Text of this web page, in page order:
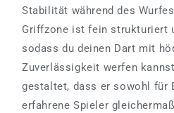
Stabilität während des
Griffzone ist fein strukturiert
sodass du deinen Dart mit
Zuverlässigkeit werfen
gestaltet, dass er sowohl für
erfahrene Spieler